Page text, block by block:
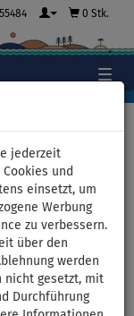
jederzeit
und
einsetzt, um
Werbung
zu verbessern.
über den
werden
nicht gesetzt, mit
Durchführung
0 Stk.
10'6
mit